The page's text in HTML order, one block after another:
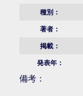
種別：
著者：
掲載：
発表年：
備考：